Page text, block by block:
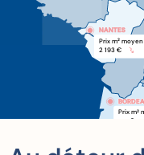
NANTES
Prix m2 moyen
2 193 €
Prix m2
xxx €